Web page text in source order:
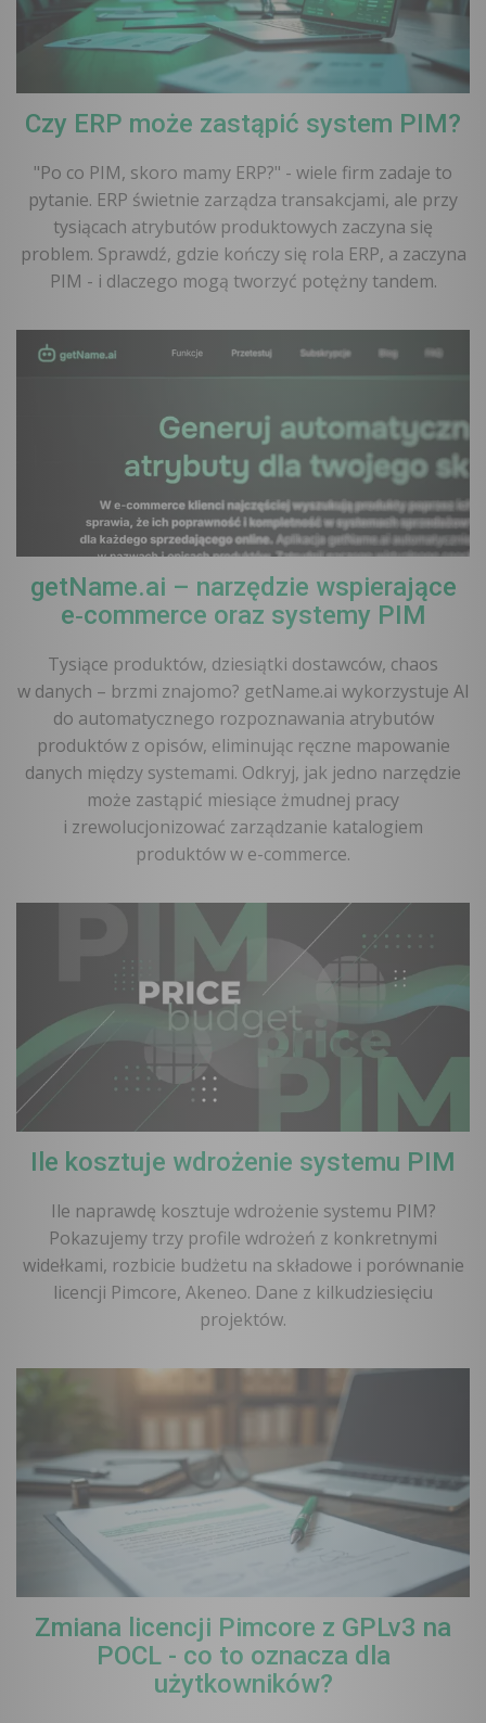
Czy ERP może zastąpić system PIM?
"Po co PIM, skoro mamy ERP?" - wiele firm zadaje to
pytanie. ERP świetnie zarządza transakcjami, ale przy
tysiącach atrybutów produktowych zaczyna się
problem. Sprawdź, gdzie kończy się rola ERP, a zaczyna
PIM - i dlaczego mogą tworzyć potężny tandem.
getName.ai – narzędzie wspierające
e‑commerce oraz systemy PIM
Tysiące produktów, dziesiątki dostawców, chaos
w danych – brzmi znajomo? getName.ai wykorzystuje AI
do automatycznego rozpoznawania atrybutów
produktów z opisów, eliminując ręczne mapowanie
danych między systemami. Odkryj, jak jedno narzędzie
może zastąpić miesiące żmudnej pracy
i zrewolucjonizować zarządzanie katalogiem
produktów w e-commerce.
Ile kosztuje wdrożenie systemu PIM
Ile naprawdę kosztuje wdrożenie systemu PIM?
Pokazujemy trzy profile wdrożeń z konkretnymi
widełkami, rozbicie budżetu na składowe i porównanie
licencji Pimcore, Akeneo. Dane z kilkudziesięciu
projektów.
Zmiana licencji Pimcore z GPLv3 na
POCL - co to oznacza dla
użytkowników?